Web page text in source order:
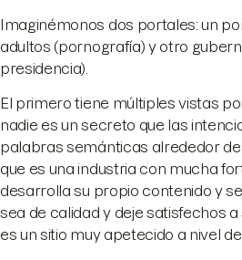
Imaginémonos dos portales: un
adultos (pornografía) y otro
presidencia).
El primero tiene múltiples vistas
nadie es un secreto que las
palabras semánticas alrededor
que es una industria con mucha
desarrolla su propio contenido y
sea de calidad y deje satisfechos a
es un sitio muy apetecido a nivel de